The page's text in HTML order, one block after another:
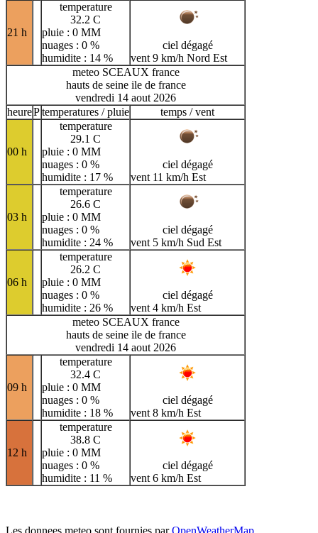
21 h
temperature
32.2 C
pluie : 0 MM
nuages : 0 %
humidite : 14 %
ciel dégagé
vent 9 km/h Nord Est
meteo SCEAUX france
hauts de seine ile de france
vendredi 14 aout 2026
heurePtemperatures / pluie temps / vent
00 h
temperature
29.1 C
pluie : 0 MM
nuages : 0 %
humidite : 17 %
ciel dégagé
vent 11 km/h Est
03 h
temperature
26.6 C
pluie : 0 MM
nuages : 0 %
humidite : 24 %
ciel dégagé
vent 5 km/h Sud Est
06 h
temperature
26.2 C
pluie : 0 MM
nuages : 0 %
humidite : 26 %
ciel dégagé
vent 4 km/h Est
meteo SCEAUX france
hauts de seine ile de france
vendredi 14 aout 2026
09 h
temperature
32.4 C
pluie : 0 MM
nuages : 0 %
humidite : 18 %
ciel dégagé
vent 8 km/h Est
12 h
temperature
38.8 C
pluie : 0 MM
nuages : 0 %
humidite : 11 %
ciel dégagé
vent 6 km/h Est
Les donnees meteo sont fournies parOpenWeatherMap